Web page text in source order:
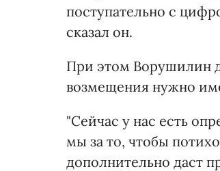
поступательно с
сказал он.
При этом Ворушилин
возмещения нужно
"Сейчас у нас есть
мы за то, чтобы
дополнительно даст